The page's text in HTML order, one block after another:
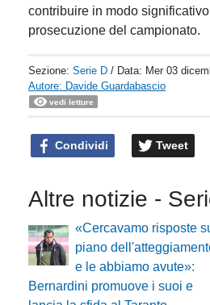
contribuire in modo
prosecuzione del campionato.
Sezione:Serie D / Data: Mer 03
Autore: Davide Guardabascio
vedi letture
Condividi Tweet
Altre notizie -
«Cercavamo risposte
piano
e le abbiamo avute»:
Bernardini promuove i suoi e